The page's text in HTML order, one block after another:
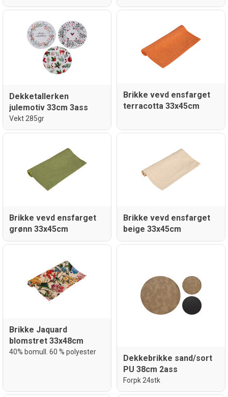
Dekketallerken
julemotiv 33cm 3ass
Vekt 285gr
Brikke vevd ensfarget
terracotta 33x45cm
Brikke vevd ensfarget
grønn 33x45cm
Brikke vevd ensfarget
beige 33x45cm
Brikke Jaquard
blomstret 33x48cm
40% bomull. 60 % polyester
Dekkebrikke sand/sort
PU 38cm 2ass
Forpk 24stk